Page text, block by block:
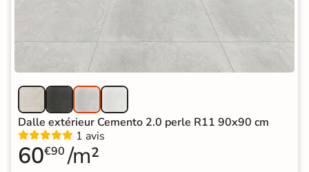
Dalle extérieur Cemento 2.0 perle R11 90x90 cm
1 avis
60€90 /m²